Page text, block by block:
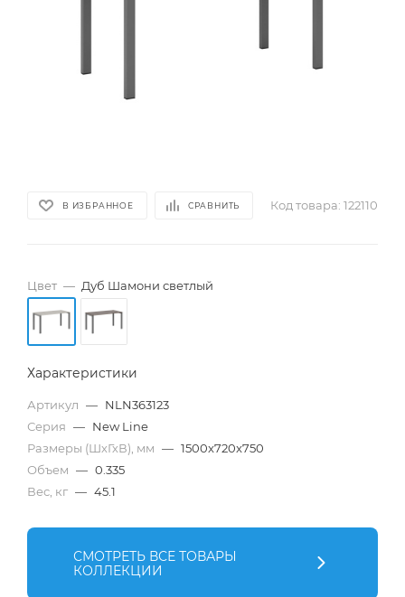
В ИЗБРАННОЕ СРАВНИТЬ Код товара: 122110
Цвет — Дуб Шамони светлый
Характеристики
Артикул — NLN363123
Серия — New Line
Размеры (ШхГхВ), мм — 1500x720x750
Объем — 0.335
Вес, кг — 45.1
СМОТРЕТЬ ВСЕ ТОВАРЫ
КОЛЛЕКЦИИ